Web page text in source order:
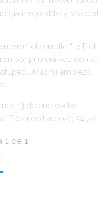
inagotable y visceral
el sencillo “La Piel
por primera vez con su
Machu empieza
13 de enero a las
Federico Lacroze 3455).
1 de 1